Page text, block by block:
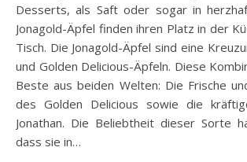
Desserts, als Saft oder sogar in
Jonagold-Äpfel finden ihren Platz in der
Tisch. Die Jonagold-Äpfel sind eine
und Golden Delicious-Äpfeln. Diese
Beste aus beiden Welten: Die Frische
des Golden Delicious sowie die
Jonathan. Die Beliebtheit dieser Sorte
dass sie in…